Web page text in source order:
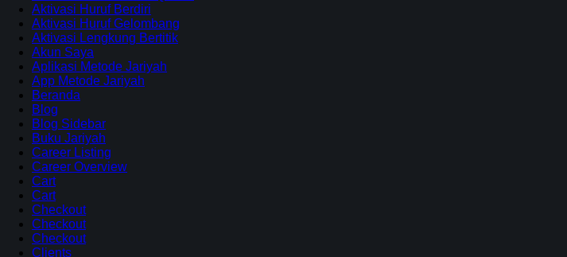
Aktivasi Huruf Berdiri
Aktivasi Huruf Gelombang
Aktivasi Lengkung Bertitik
Akun Saya
Aplikasi Metode Jariyah
App Metode Jariyah
Beranda
Blog
Blog Sidebar
Buku Jariyah
Career Listing
Career Overview
Cart
Cart
Checkout
Checkout
Checkout
Clients